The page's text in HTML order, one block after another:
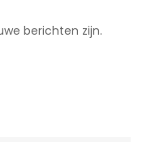
berichten zijn.